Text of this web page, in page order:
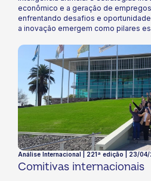
econômico e a geração de
enfrentando desafios e
a inovação emergem como pilares
Neste boletim, apresentamos um
conduzidas no evento, a fim de
decisões do cooperativismo
globais. Boa leitura!
Análise Internacional | 221ª edição | 23/
Comitivas internacionais